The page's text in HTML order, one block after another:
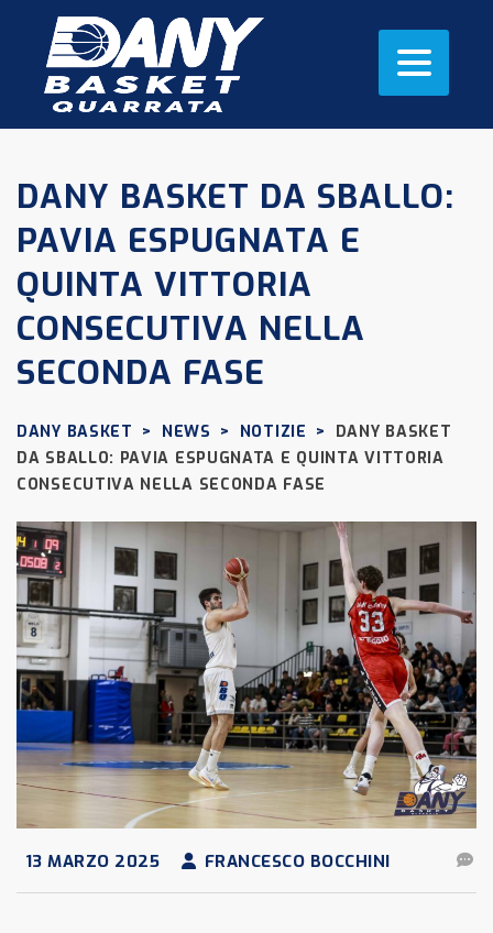
DANY BASKET DA SBALLO:
PAVIA ESPUGNATA E
QUINTA VITTORIA
CONSECUTIVA NELLA
SECONDA FASE
DANY BASKET > NEWS > NOTIZIE >
DANY BASKET
DA SBALLO: PAVIA ESPUGNATA E QUINTA VITTORIA
CONSECUTIVA NELLA SECONDA FASE
13 MARZO 2025 FRANCESCO BOCCHINI